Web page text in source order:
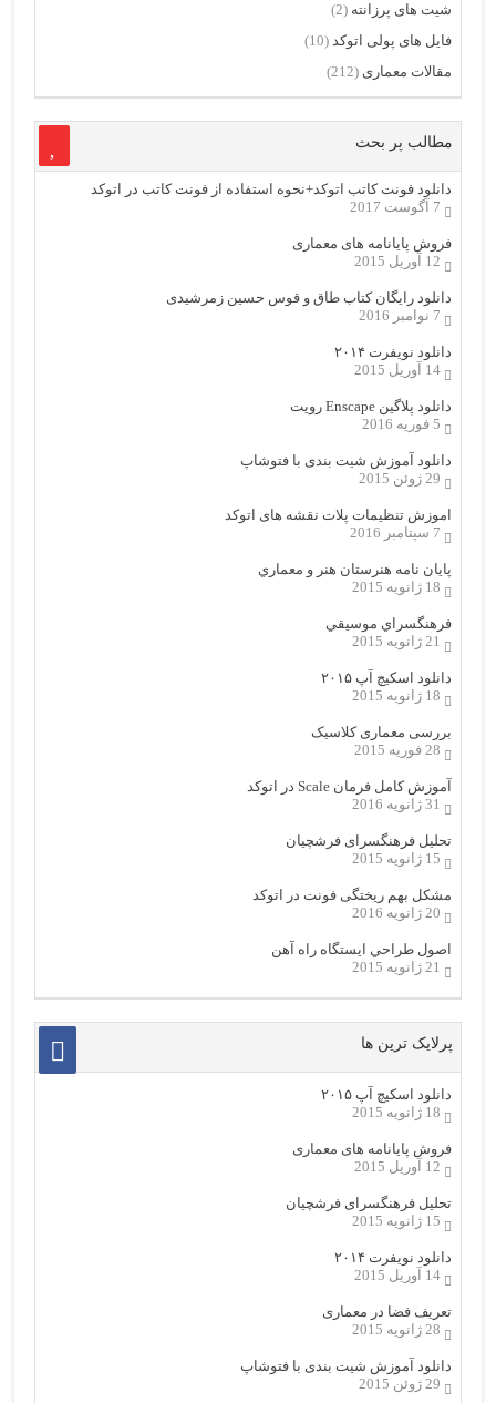
شیت های پرزانته (2)
فایل های پولی اتوکد (10)
مقالات معماری (212)
مطالب پر بحث
دانلود فونت کاتب اتوکد+نحوه استفاده از فونت کاتب در اتوکد
7 آگوست 2017
فروش پایانامه های معماری
12 آوریل 2015
دانلود رایگان کتاب طاق و قوس حسین زمرشیدی
7 نوامبر 2016
دانلود نویفرت ۲۰۱۴
14 آوریل 2015
دانلود پلاگین Enscape رویت
5 فوریه 2016
دانلود آموزش شیت بندی با فتوشاپ
29 ژوئن 2015
اموزش تنظیمات پلات نقشه های اتوکد
7 سپتامبر 2016
پایان نامه هنرستان هنر و معماري
18 ژانویه 2015
فرهنگسراي موسيقي
21 ژانویه 2015
دانلود اسکیچ آپ ۲۰۱۵
18 ژانویه 2015
بررسی معماری کلاسیک
28 فوریه 2015
آموزش کامل فرمان Scale در اتوکد
31 ژانویه 2016
تحلیل فرهنگسرای فرشچیان
15 ژانویه 2015
مشکل بهم ریختگی فونت در اتوکد
20 ژانویه 2016
اصول طراحي ایستگاه راه آهن
21 ژانویه 2015
پرلایک ترین ها
دانلود اسکیچ آپ ۲۰۱۵
18 ژانویه 2015
فروش پایانامه های معماری
12 آوریل 2015
تحلیل فرهنگسرای فرشچیان
15 ژانویه 2015
دانلود نویفرت ۲۰۱۴
14 آوریل 2015
تعریف فضا در معماری
28 ژانویه 2015
دانلود آموزش شیت بندی با فتوشاپ
29 ژوئن 2015